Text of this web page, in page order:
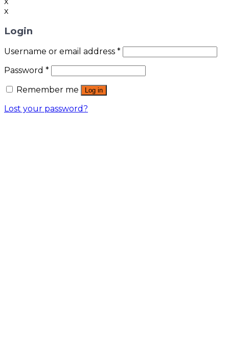
x
Login
Username or email address *
Password *
Remember me
Log in
Lost your password?